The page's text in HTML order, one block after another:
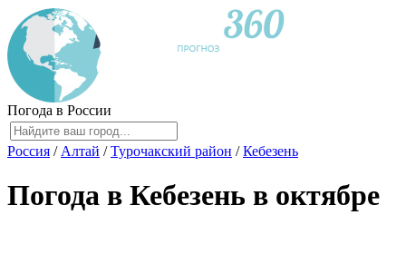
Погода в России
Россия / Алтай / Турочакский район / Кебезень
Погода в Кебезень в октябре